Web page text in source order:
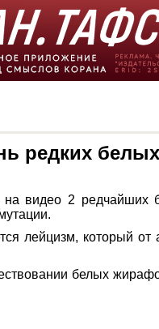
редких
видео 2 редчайших
лейцизм, который от
белых